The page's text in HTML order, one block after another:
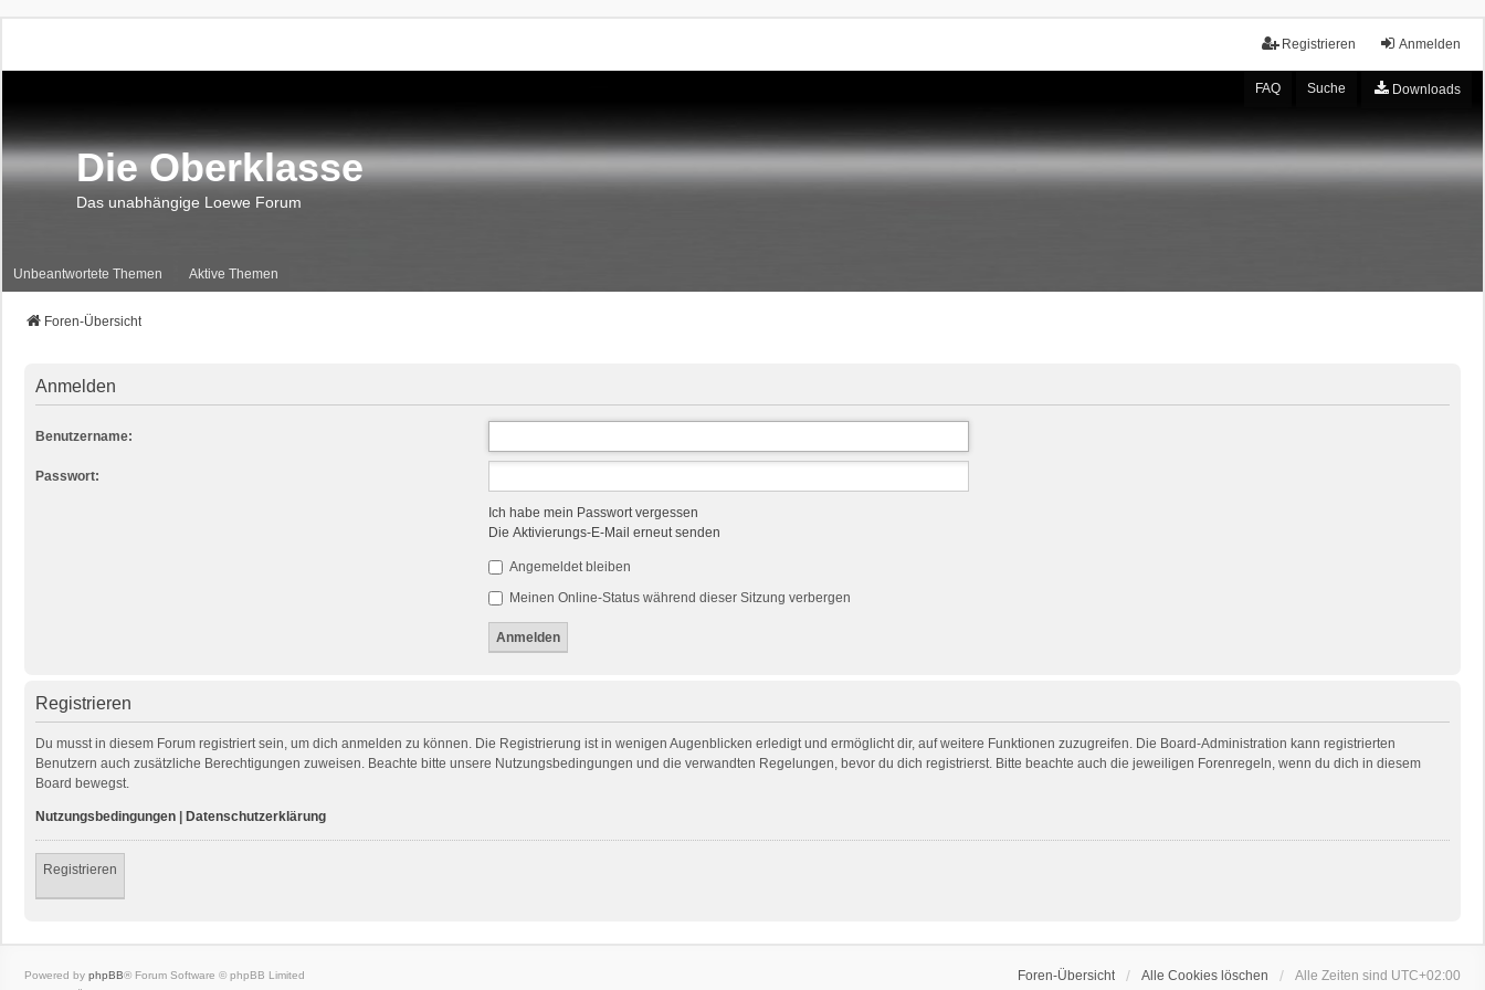
Anmelden
Registrieren
FAQ Suche Downloads
Die Oberklasse
Das unabhängige Loewe Forum
Unbeantwortete Themen Aktive Themen
Foren-Übersicht
Anmelden
Benutzername:
Passwort:
Ich habe mein Passwort vergessen
Die Aktivierungs-E-Mail erneut senden
Angemeldet bleiben
Meinen Online-Status während dieser Sitzung verbergen
Registrieren
Du musst in diesem Forum registriert sein, um dich anmelden zu können. Die Registrierung ist in wenigen Augenblicken erledigt und ermöglicht dir, auf weitere Funktionen zuzugreifen. Die Board-Administration kann registrierten
Benutzern auch zusätzliche Berechtigungen zuweisen. Beachte bitte unsere Nutzungsbedingungen und die verwandten Regelungen, bevor du dich registrierst. Bitte beachte auch die jeweiligen Forenregeln, wenn du dich in diesem
Board bewegst.
Nutzungsbedingungen Datenschutzerklärung
Registrieren
Foren-Übersicht Alle Cookies löschen Alle Zeiten sind UTC+02:00
Powered by phpBB® Forum Software © phpBB Limited